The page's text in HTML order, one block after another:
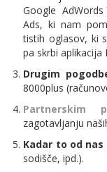
Google
Ads, ki nam
tistih oglasov, ki
pa skrbi
Drugim
8000plus
Partnerskim
zagotavljanju
Kadar to od
sodišče, ipd.).